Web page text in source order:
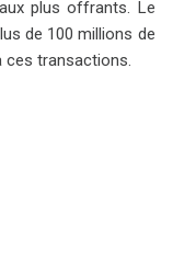
plus offrants. Le
de 100 millions de
ces transactions.